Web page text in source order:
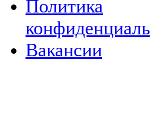
Политика
Вакансии